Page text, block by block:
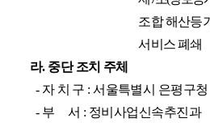
조합 해산등
서비스 폐쇄
라. 중단 조치 주체
- 자 치 구 : 서울특별시 은평구청
- 부 서 : 정비사업신속추진과